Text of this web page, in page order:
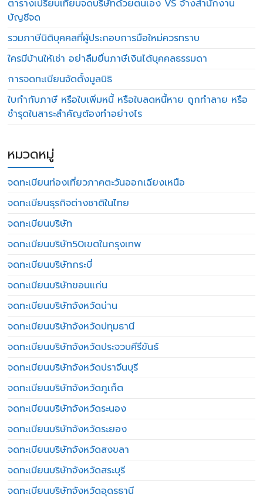
ตารางเปรียบเทียบจดบริษัทด้วยตนเอง VS จ้างสำนักงาน
บัญชีจด
รวมภาษีนิติบุคคลที่ผู้ประกอบการมือใหม่ควรทราบ
ใครมีบ้านให้เช่า อย่าลืมยื่นภาษีเงินได้บุคคลธรรมดา
การจดทะเบียนจัดตั้งมูลนิธิ
ใบกำกับภาษี หรือใบเพิ่มหนี้ หรือใบลดหนี้หาย ถูกทำลาย หรือ
ชำรุดในสาระสำคัญต้องทำอย่างไร
หมวดหมู่
จดทะเบียนท่องเที่ยวภาคตะวันออกเฉียงเหนือ
จดทะเบียนธุรกิจต่างชาติในไทย
จดทะเบียนบริษัท
จดทะเบียนบริษัท50เขตในกรุงเทพ
จดทะเบียนบริษัทกระบี่
จดทะเบียนบริษัทขอนแก่น
จดทะเบียนบริษัทจังหวัดน่าน
จดทะเบียนบริษัทจังหวัดปทุมธานี
จดทะเบียนบริษัทจังหวัดประจวบคีรีขันธ์
จดทะเบียนบริษัทจังหวัดปราจีนบุรี
จดทะเบียนบริษัทจังหวัดภูเก็ต
จดทะเบียนบริษัทจังหวัดระนอง
จดทะเบียนบริษัทจังหวัดระยอง
จดทะเบียนบริษัทจังหวัดสงขลา
จดทะเบียนบริษัทจังหวัดสระบุรี
จดทะเบียนบริษัทจังหวัดอุดรธานี